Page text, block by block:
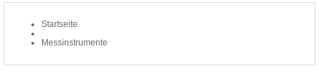
Startseite
Messinstrumente